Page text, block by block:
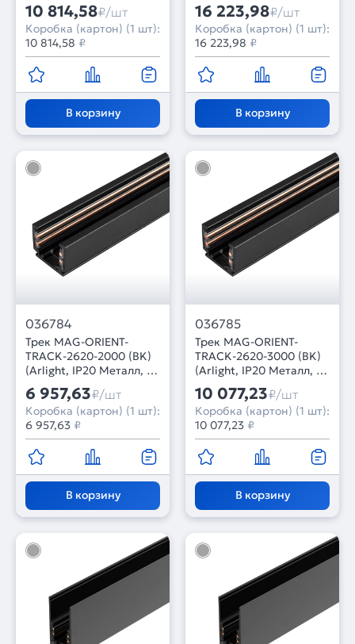
года)
10 814,58₽/шт
Коробка (картон) (1 шт):
10 814,58 ₽
В корзину
года)
16 223,98₽/шт
Коробка (картон) (1 шт):
16 223,98 ₽
В корзину
036784
Трек MAG-ORIENT-
TRACK-2620-2000 (BK)
(Arlight, IP20 Металл, 3
года)
6 957,63₽/шт
Коробка (картон) (1 шт):
6 957,63 ₽
В корзину
036785
Трек MAG-ORIENT-
TRACK-2620-3000 (BK)
(Arlight, IP20 Металл, 3
года)
10 077,23₽/шт
Коробка (картон) (1 шт):
10 077,23 ₽
В корзину